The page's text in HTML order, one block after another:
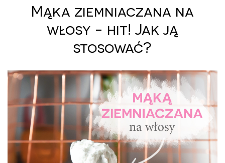
Mąka ziemniaczana na
włosy - hit! Jak ją
stosować?